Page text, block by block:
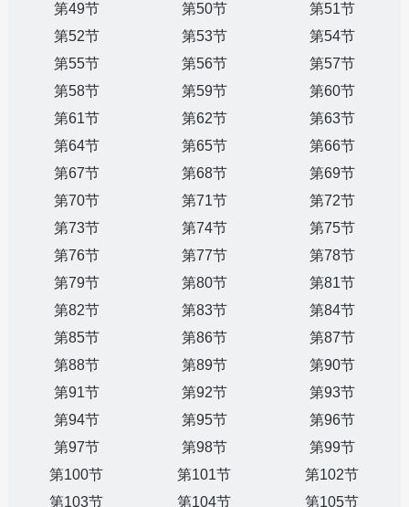
第49节
第50节
第51节
第52节
第53节
第54节
第55节
第56节
第57节
第58节
第59节
第60节
第61节
第62节
第63节
第64节
第65节
第66节
第67节
第68节
第69节
第70节
第71节
第72节
第73节
第74节
第75节
第76节
第77节
第78节
第79节
第80节
第81节
第82节
第83节
第84节
第85节
第86节
第87节
第88节
第89节
第90节
第91节
第92节
第93节
第94节
第95节
第96节
第97节
第98节
第99节
第100节
第101节
第102节
第103节
第104节
第105节